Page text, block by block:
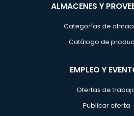
ALMACENES Y
Categorías de
Catálogo de
EMPLEO Y
Ofertas de
Publicar oferta